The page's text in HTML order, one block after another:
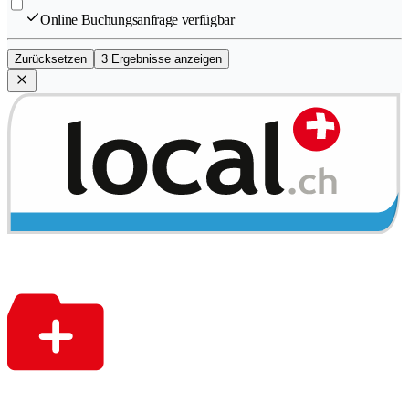
Online Buchungsanfrage verfügbar
Zurücksetzen 3 Ergebnisse anzeigen